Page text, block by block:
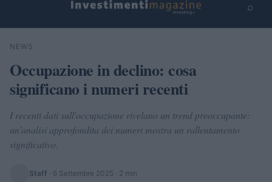
⌕
Cerca
NEWS
Occupazione in declino: cosa
significano i numeri recenti
I recenti dati sull'occupazione rivelano un trend preoccupante:
un'analisi approfondita dei numeri mostra un rallentamento
significativo.
Staff · 6 Settembre 2025 · 2 min